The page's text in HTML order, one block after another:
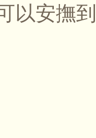
以安撫